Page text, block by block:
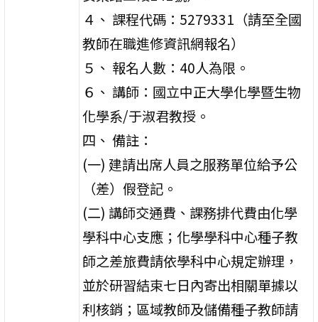
４、 課程代碼：5279331（請至全國
教師在職進修資訊網報名）
５、 報名人數：40人為限。
６、 講師：國立中正大學化學暨生物
化學系/于淑君教授。
四、 備註：
(一) 建請出席人員之服務單位給予公
（差）假登記。
(二) 講師交通費、課務排代費由化學
學科中心支應；化學學科中心種子教
師之差旅費請依學科中心規定辦理，
並於研習結束七日內寄出相關單據以
利核銷；區域教師及儲備種子教師請